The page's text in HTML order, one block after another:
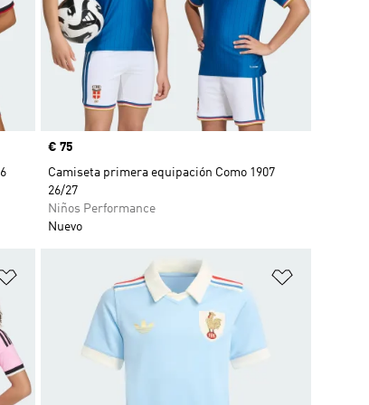
Precio
€ 75
Camiseta primera equipación Como 1907
26/27
Niños Performance
Nuevo
Añadir a la lista de deseos